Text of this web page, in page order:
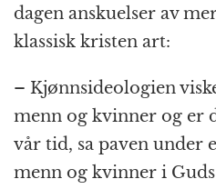
dagen anskuelser av
klassisk kristen art:
– Kjønnsideologien
menn og kvinner og er
vår tid, sa paven under
menn og kvinner i